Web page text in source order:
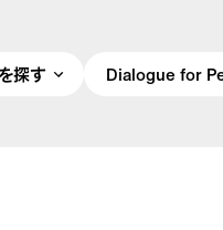
探す Dialogue for